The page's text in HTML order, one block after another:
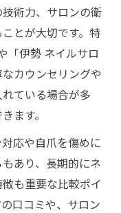
術力、サロンの衛
とが大切です。特
「伊勢 ネイルサロ
カウンセリングや
ている場合が多
ます。
応や自爪を傷めに
あり、長期的にネ
も重要な比較ポイ
口コミや、サロン